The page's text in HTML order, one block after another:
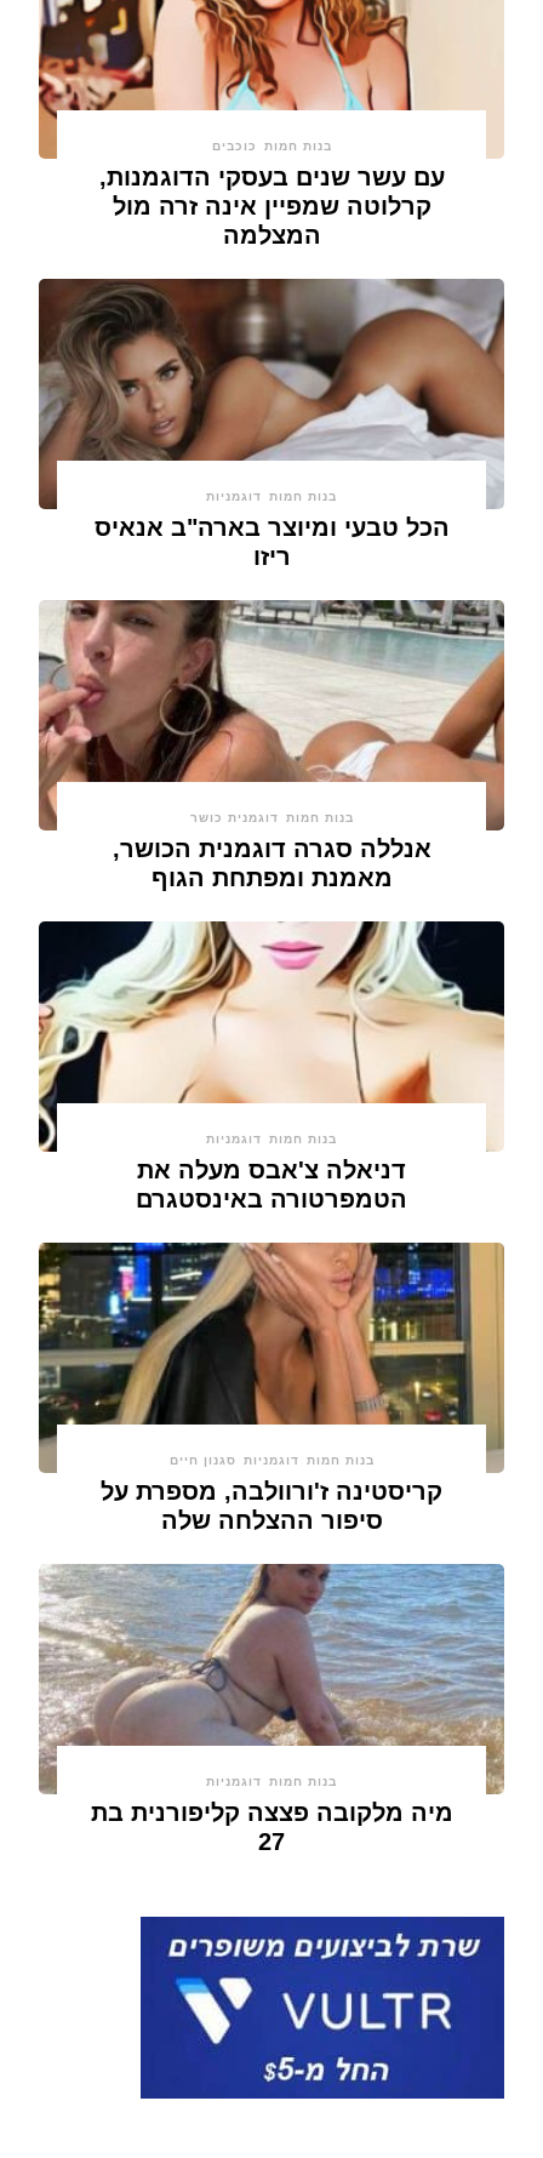
בנות חמות כוכבים
עם עשר שנים בעסקי הדוגמנות,
קרלוטה שמפיין אינה זרה מול
המצלמה
בנות חמות דוגמניות
הכל טבעי ומיוצר בארה"ב אנאיס
ריזו
בנות חמות דוגמנית כושר
אנללה סגרה דוגמנית הכושר,
מאמנת ומפתחת הגוף
בנות חמות דוגמניות
דניאלה צ'אבס מעלה את
הטמפרטורה באינסטגרם
בנות חמות דוגמניות סגנון חיים
קריסטינה ז'ורוולבה, מספרת על
סיפור ההצלחה שלה
בנות חמות דוגמניות
מיה מלקובה פצצה קליפורנית בת
27